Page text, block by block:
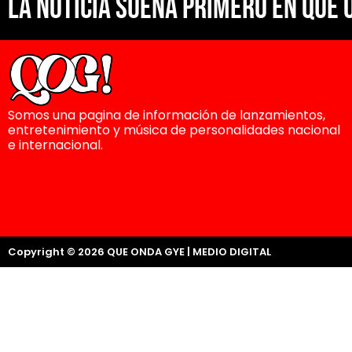
La noticia suena primero en Que
Somos una pagina de información de lanzamientos,
entretenimiento y música de personalidades nacional
e internacional.
Copyright © 2026 QUE ONDA GYE | MEDIO DIGITAL